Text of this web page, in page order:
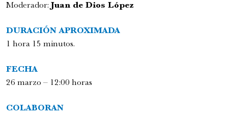
Conciertos y recitales
7:00 pm
Moderador: Juan de Dios López
DURACIÓN APROXIMADA
1 hora 15 minutos.
FECHA
26 marzo – 12:00 horas
COLABORAN